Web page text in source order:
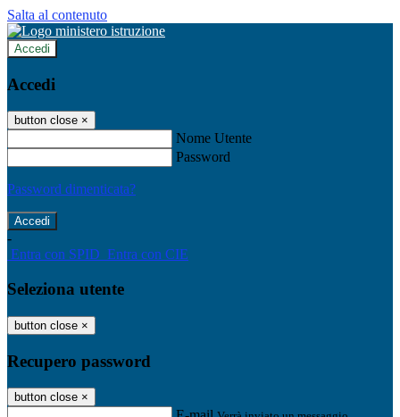
Salta al contenuto
Accedi
Accedi
button close ×
Nome Utente
Password
Password dimenticata?
-
Entra con SPID Entra con CIE
Seleziona utente
button close ×
Recupero password
button close ×